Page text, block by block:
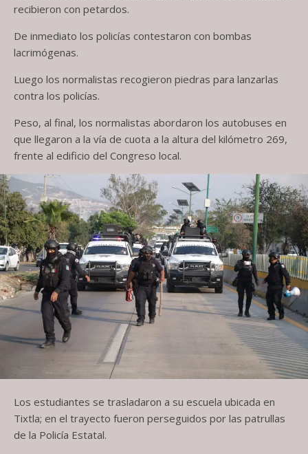
recibieron con petardos.
De inmediato los policías contestaron con bombas
lacrimógenas.
Luego los normalistas recogieron piedras para lanzarlas
contra los policías.
Peso, al final, los normalistas abordaron los autobuses en
que llegaron a la vía de cuota a la altura del kilómetro 269,
frente al edificio del Congreso local.
Los estudiantes se trasladaron a su escuela ubicada en
Tixtla; en el trayecto fueron perseguidos por las patrullas
de la Policía Estatal.